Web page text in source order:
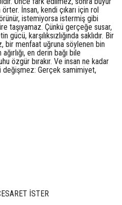
İnsan, kendi çıkarı için rol
istemiyorsa istermiş gibi
taşıyamaz. Çünkü gerçeğe susar,
karşılıksızlığında saklıdır. Bir
bir menfaat uğruna söylenen bin
en derin bağı bile
özgür bırakır. Ve insan ne kadar
değişmez: Gerçek samimiyet,
İSTER